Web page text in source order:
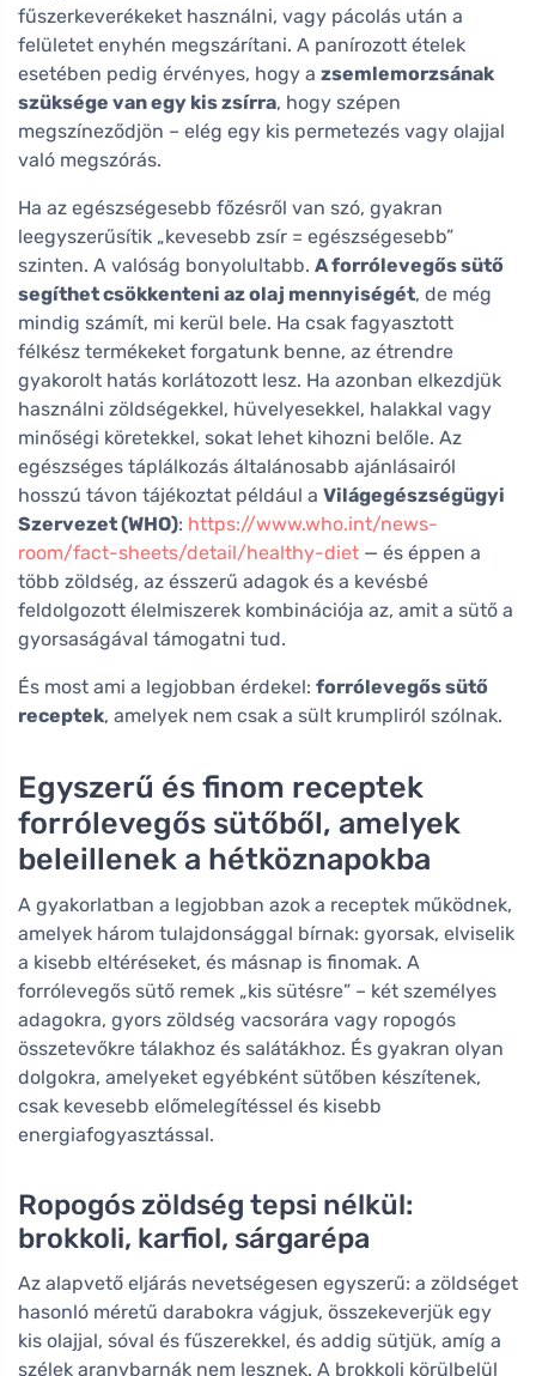
fűszerkeverékeket használni, vagy pácolás után a
felületet enyhén megszárítani. A panírozott ételek
esetében pedig érvényes, hogy a zsemlemorzsának
szüksége van egy kis zsírra, hogy szépen
megszíneződjön – elég egy kis permetezés vagy olajjal
való megszórás.
Ha az egészségesebb főzésről van szó, gyakran
leegyszerűsítik „kevesebb zsír = egészségesebb”
szinten. A valóság bonyolultabb. A forrólevegős sütő
segíthet csökkenteni az olaj mennyiségét, de még
mindig számít, mi kerül bele. Ha csak fagyasztott
félkész termékeket forgatunk benne, az étrendre
gyakorolt hatás korlátozott lesz. Ha azonban elkezdjük
használni zöldségekkel, hüvelyesekkel, halakkal vagy
minőségi köretekkel, sokat lehet kihozni belőle. Az
egészséges táplálkozás általánosabb ajánlásairól
hosszú távon tájékoztat például a Világegészségügyi
Szervezet (WHO): https://www.who.int/news-
room/fact-sheets/detail/healthy-diet — és éppen a
több zöldség, az ésszerű adagok és a kevésbé
feldolgozott élelmiszerek kombinációja az, amit a sütő a
gyorsaságával támogatni tud.
És most ami a legjobban érdekel: forrólevegős sütő
receptek, amelyek nem csak a sült krumpliról szólnak.
Egyszerű és finom receptek
forrólevegős sütőből, amelyek
beleillenek a hétköznapokba
A gyakorlatban a legjobban azok a receptek működnek,
amelyek három tulajdonsággal bírnak: gyorsak, elviselik
a kisebb eltéréseket, és másnap is finomak. A
forrólevegős sütő remek „kis sütésre” – két személyes
adagokra, gyors zöldség vacsorára vagy ropogós
összetevőkre tálakhoz és salátákhoz. És gyakran olyan
dolgokra, amelyeket egyébként sütőben készítenek,
csak kevesebb előmelegítéssel és kisebb
energiafogyasztással.
Ropogós zöldség tepsi nélkül:
brokkoli, karfiol, sárgarépa
Az alapvető eljárás nevetségesen egyszerű: a zöldséget
hasonló méretű darabokra vágjuk, összekeverjük egy
kis olajjal, sóval és fűszerekkel, és addig sütjük, amíg a
szélek aranybarnák nem lesznek. A brokkoli körülbelül